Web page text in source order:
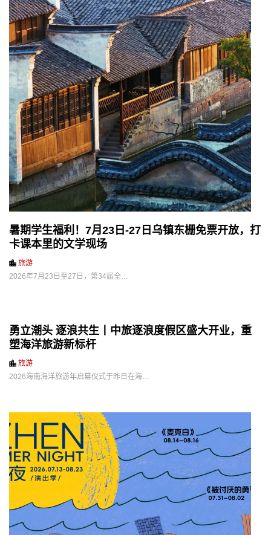
暑期学生福利！7月23日-27日乌镇东栅免票开放，打
卡课本里的文学现场
旅游
2026年7月23日至27日，第34届全…
勇立潮头 逐浪共生丨中旅逐浪度假区盛大开业，重
塑海洋旅游新标杆
旅游
2026海南海洋旅游年启幕仪式于昨日在海…